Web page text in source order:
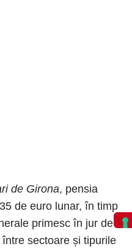
de Girona, pensia
de euro lunar, în timp
primesc în jur de
sectoare și tipurile